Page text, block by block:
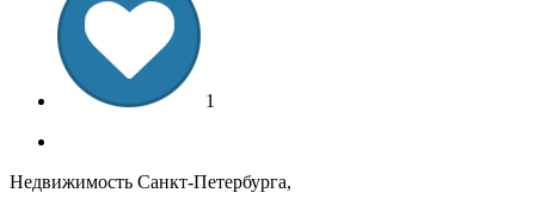
1
Недвижимость Санкт-Петербурга,